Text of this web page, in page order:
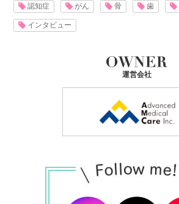
認知症 がん 骨 歯
インタビュー
運営会社